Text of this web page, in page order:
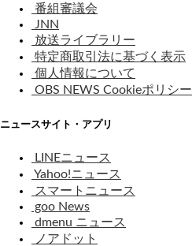
番組審議会
JNN
放送ライブラリー
特定商取引法に基づく表示
個人情報について
OBS NEWS Cookieポリシー
ニュースサイト・アプリ
LINEニュース
Yahoo!ニュース
スマートニュース
goo News
dmenu ニュース
ノアドット